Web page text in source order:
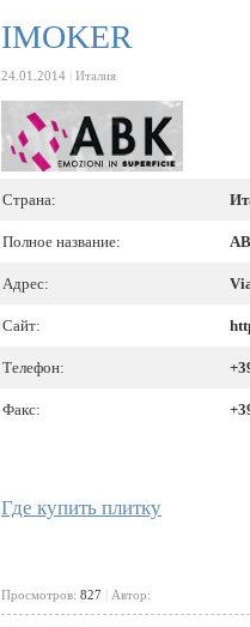
IMOKER
24.01.2014 Италия
Страна:
Полное название:
Адрес:
Сайт:
Телефон:
Факс:
Где купить плитку
Просмотров: 827 Автор: